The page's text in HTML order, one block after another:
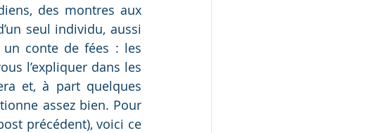
des montres aux
seul individu, aussi
un conte de fées : les
l’expliquer dans les
et, à part quelques
assez bien. Pour
précédent), voici ce